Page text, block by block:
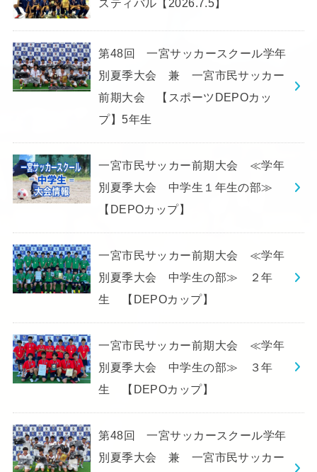
スティバル【2026.7.5】
第48回 一宮サッカースクール学年
別夏季大会 兼 一宮市民サッカー
前期大会 【スポーツDEPOカッ
プ】5年生
一宮市民サッカー前期大会 ≪学年
別夏季大会 中学生１年生の部≫
【DEPOカップ】
一宮市民サッカー前期大会 ≪学年
別夏季大会 中学生の部≫ ２年
生 【DEPOカップ】
一宮市民サッカー前期大会 ≪学年
別夏季大会 中学生の部≫ ３年
生 【DEPOカップ】
第48回 一宮サッカースクール学年
別夏季大会 兼 一宮市民サッカー